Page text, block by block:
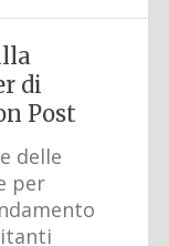
di
Post
delle
per